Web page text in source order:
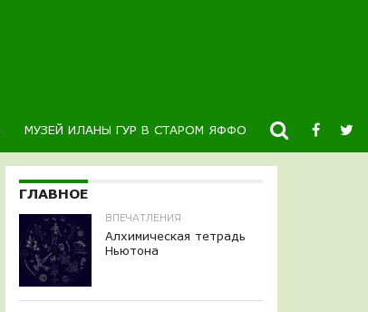
МУЗЕЙ ИЛАНЫ ГУР В СТАРОМ ЯФФО НОВОСТИ
ГЛАВНОЕ
ВПЕЧАТЛЕНИЯ
Алхимическая тетрадь
Ньютона